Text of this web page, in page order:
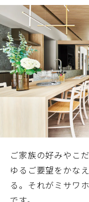
住まいの売却
これか
多彩な動画やこだわりが
住まいづくりを楽しく学
ホームラウンジ 新築・戸
ホームラウンジ 土地活用
実例動画や基礎知識、収
ォームの具体策とアイデ
ホームラウンジ リフォー
すべてのフィールドに新
向のまちづくりを実現し
ミサワゼネラルソリュー
ミサワホームオーナーさ
ホームを結ぶコミュニケ
テンツや、ミサワホーム
す。
ミサワオーナーズクラブ
新卒者採用
中途採用
障がい者採用
ウエルネス事業
海外事業
ご家族の好みやこ
ゆるご要望をかな
る。それがミサワ